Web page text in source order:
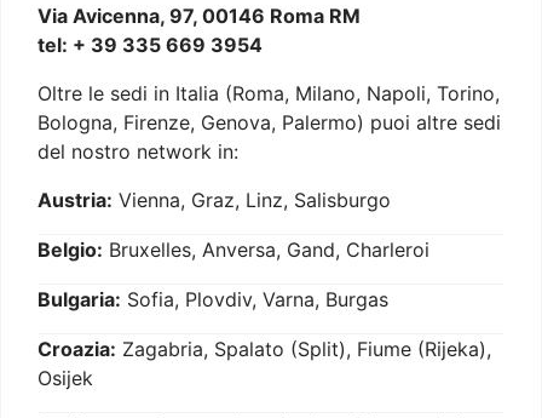
Via Avicenna, 97, 00146 Roma RM
tel: + 39 335 669 3954
Oltre le sedi in Italia (Roma, Milano, Napoli, Torino,
Bologna, Firenze, Genova, Palermo) puoi altre sedi
del nostro network in:
Austria: Vienna, Graz, Linz, Salisburgo
Belgio: Bruxelles, Anversa, Gand, Charleroi
Bulgaria: Sofia, Plovdiv, Varna, Burgas
Croazia: Zagabria, Spalato (Split), Fiume (Rijeka),
Osijek